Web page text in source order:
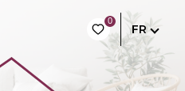
0
FR